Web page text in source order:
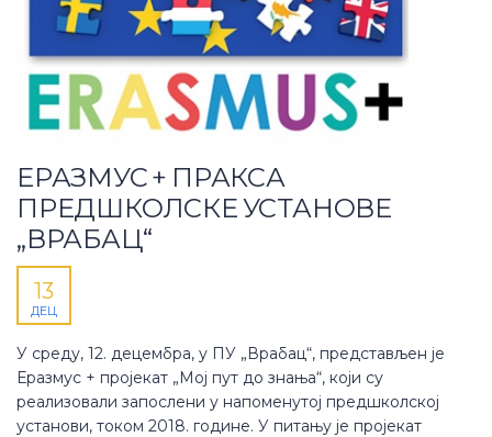
ЕРАЗМУС + ПРАКСА
ПРЕДШКОЛСКЕ УСТАНОВЕ
„ВРАБАЦ“
13
ДЕЦ
У среду, 12. децембра, у ПУ „Врабац“, представљен је
Еразмус + пројекат „Мој пут до знања“, који су
реализовали запослени у напоменутој предшколској
установи, током 2018. године. У питању је пројекат